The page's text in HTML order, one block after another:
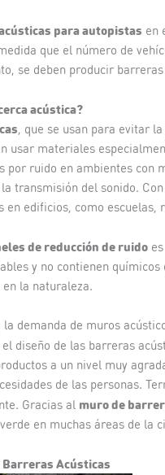
para autopistas en
que el número de
se deben producir
acústica?
, que se usan para evitar
usar materiales
por ruido en ambientes
transmisión del sonido.
en edificios, como
de reducción de ruido
y no contienen
la naturaleza.
demanda de muros
diseño de las barreras
a un nivel muy
de las personas.
Gracias al muro de
en muchas áreas de la
Acústicas